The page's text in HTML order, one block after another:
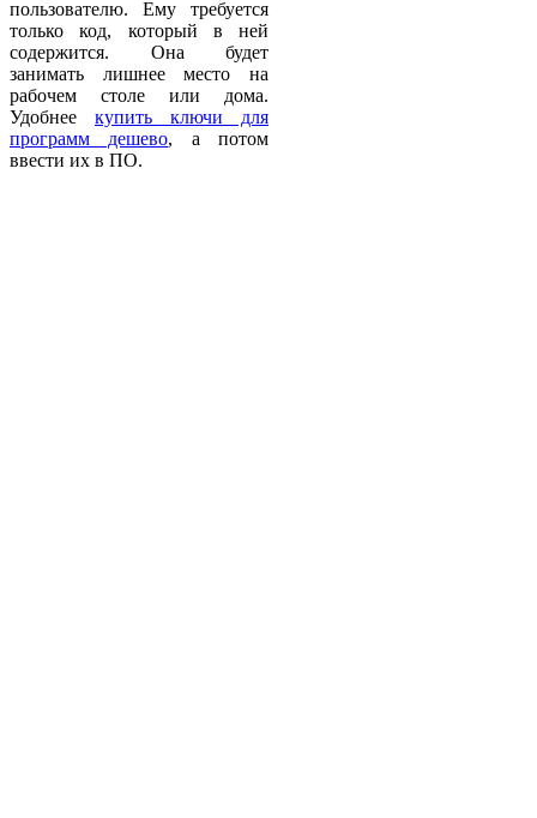
пользователю. Ему требуется
только код, который в ней
содержится. Она будет
занимать лишнее место на
рабочем столе или дома.
Удобнее купить ключи для
программ дешево, а потом
ввести их в ПО.